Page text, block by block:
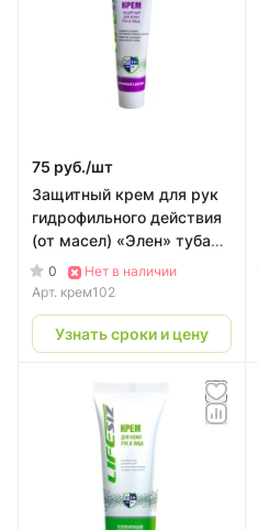
75 руб./шт
Защитный крем для рук
гидрофильного действия
(от масел) «Элен» туба
100 мл.
0
Нет в наличии
Арт. крем102
Узнать сроки и цену